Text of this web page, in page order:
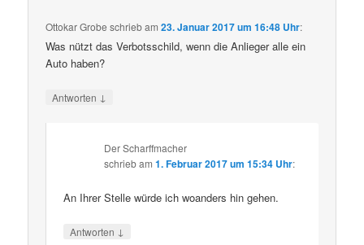
Ottokar Grobe schriebam23. Januar 2017 um 16:48 Uhr:
Was nützt das Verbotsschild, wenn die Anlieger alle ein
Auto haben?
Antworten ↓
Der Scharffmacher
schriebam1. Februar 2017 um 15:34 Uhr:
An Ihrer Stelle würde ich woanders hin gehen.
Antworten ↓